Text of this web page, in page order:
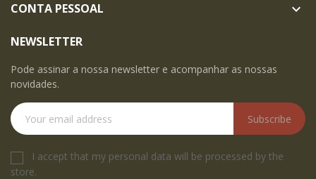
CONTA PESSOAL 
NEWSLETTER
Pode assinar a nossa newsletter e acompanhar as nossas
novidades.
Subscribe
I accept that my personal data will be processed by the
store.